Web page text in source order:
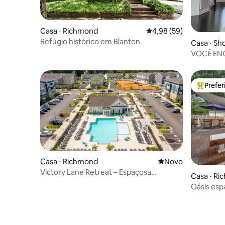
Casa ⋅ Richmond 4,98 de uma avaliação
4,98 (59)
Refúgio histórico em Blanton
Casa ⋅
VOCÊ
Casa ⋅ Richmond Novo lugar para
Novo
Victory Lane Retreat – Espaçosa
Entre
Casa ⋅
Oásis